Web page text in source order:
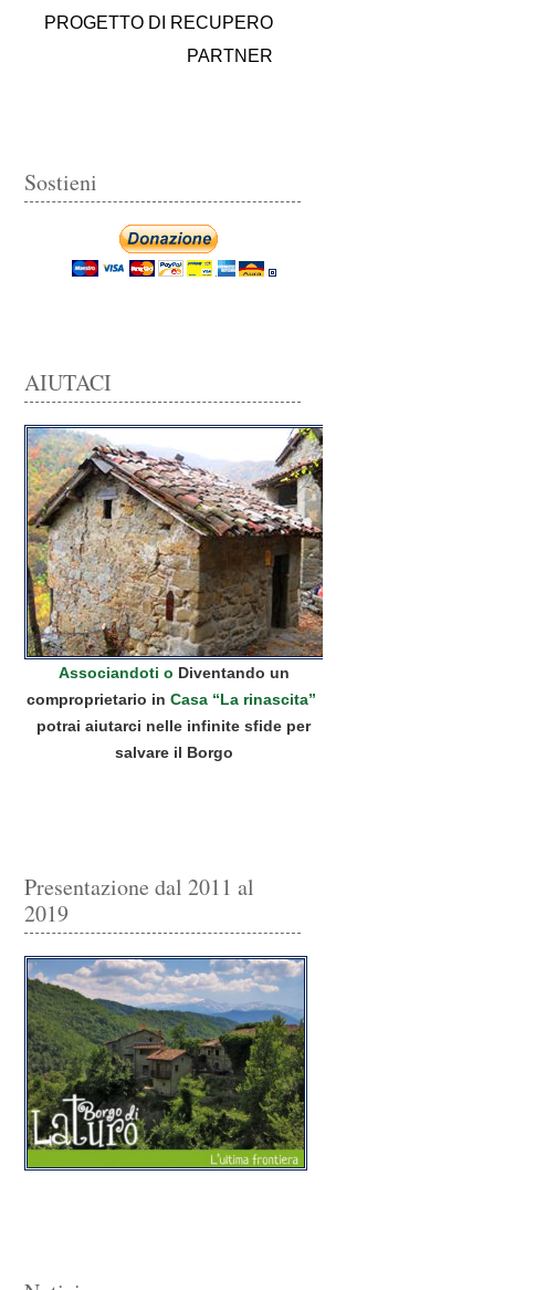
PROGETTO DI RECUPERO
PARTNER
Sostieni
AIUTACI
Associandoti o Diventando un
comproprietario in Casa “La rinascita”
potrai aiutarci nelle infinite sfide per
salvare il Borgo
Presentazione dal 2011 al
2019